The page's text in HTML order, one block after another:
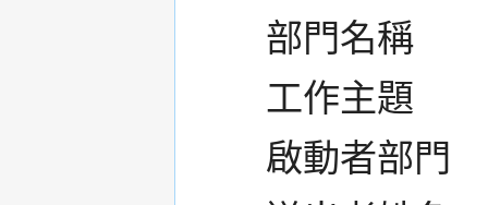
部門名稱
工作主題
啟動者部門